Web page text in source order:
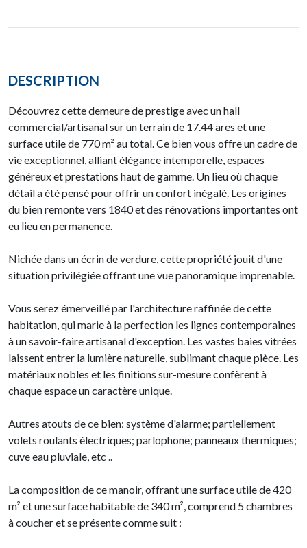
DESCRIPTION
Découvrez cette demeure de prestige avec un hall
commercial/artisanal sur un terrain de 17.44 ares et une
surface utile de 770 m² au total. Ce bien vous offre un cadre de
vie exceptionnel, alliant élégance intemporelle, espaces
généreux et prestations haut de gamme. Un lieu où chaque
détail a été pensé pour offrir un confort inégalé. Les origines
du bien remonte vers 1840 et des rénovations importantes ont
eu lieu en permanence.
Nichée dans un écrin de verdure, cette propriété jouit d'une
situation privilégiée offrant une vue panoramique imprenable.
Vous serez émerveillé par l'architecture raffinée de cette
habitation, qui marie à la perfection les lignes contemporaines
à un savoir-faire artisanal d'exception. Les vastes baies vitrées
laissent entrer la lumière naturelle, sublimant chaque pièce. Les
matériaux nobles et les finitions sur-mesure confèrent à
chaque espace un caractère unique.
Autres atouts de ce bien: système d'alarme; partiellement
volets roulants électriques; parlophone; panneaux thermiques;
cuve eau pluviale, etc ..
La composition de ce manoir, offrant une surface utile de 420
m² et une surface habitable de 340 m², comprend 5 chambres
à coucher et se présente comme suit :